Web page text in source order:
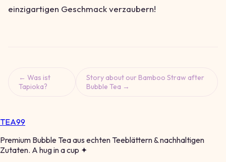
einzigartigen Geschmack verzaubern!
← Was ist
Tapioka?
Story about our Bamboo Straw after
Bubble Tea →
TEA99
Premium Bubble Tea aus echten Teeblättern & nachhaltigen
Zutaten. A hug in a cup ✦